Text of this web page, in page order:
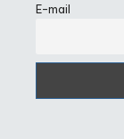
E-mail